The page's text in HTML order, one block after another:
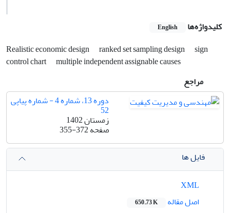
کلیدواژه‌ها English
Realistic economic design ranked set sampling design
sign
control chart multiple independent assignable causes
مراجع
دوره 13، شماره 4 - شماره پیاپی
52
زمستان 1402
صفحه355-372
فایل ها
اصل مقاله
650.73 K